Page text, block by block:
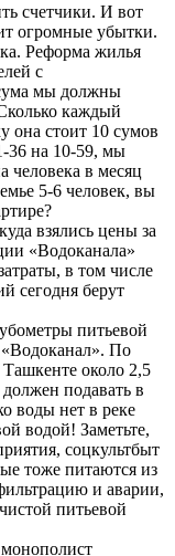
счетчики. И вот
огромные убытки.
Реформа жилья
с
мы должны
каждый
она стоит 10 сумов
36 на 10-59, мы
человека в месяц
5-6 человек, вы
взялись цены за
«Водоканала»
в том числе
сегодня берут
питьевой
По
около 2,5
подавать в
воды нет в реке
водой! Заметьте,
соцкультбыт
тоже питаются из
и аварии,
питьевой